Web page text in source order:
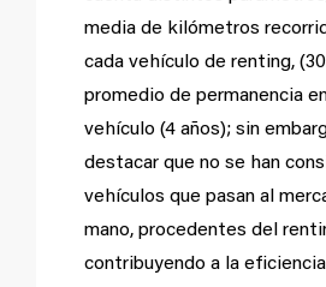
media de kilómetros
cada vehículo de renting,
promedio de permanencia
vehículo (4 años); sin
destacar que no se han
vehículos que pasan al
mano, procedentes del
contribuyendo a la